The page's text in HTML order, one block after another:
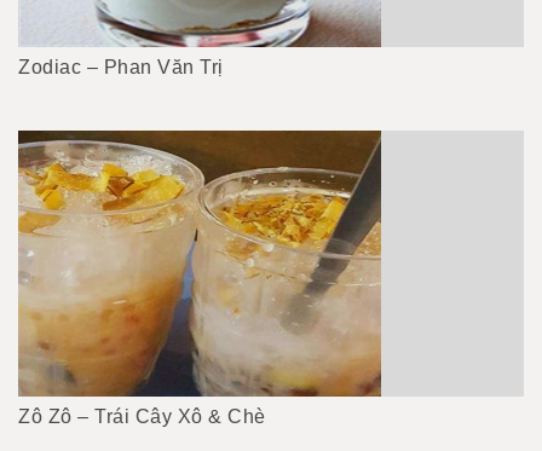
Zodiac – Phan Văn Trị
Zô Zô – Trái Cây Xô & Chè